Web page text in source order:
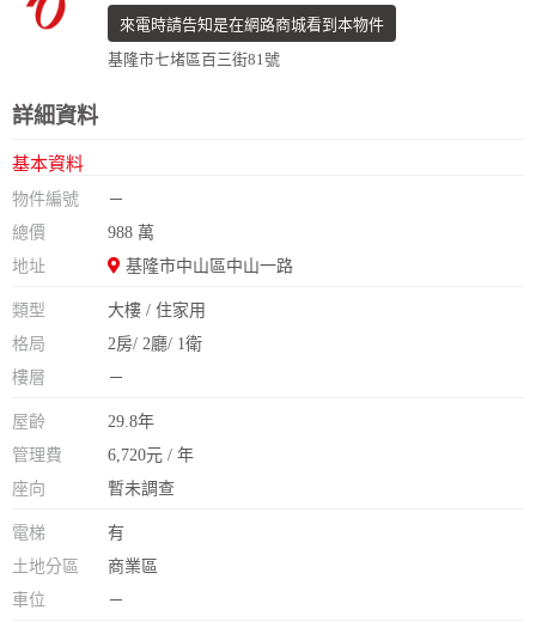
來電時請告知是在網路商城看到本物件
基隆市七堵區百三街81號
詳細資料
基本資料
物件編號
－
總價
988 萬
地址
基隆市中山區中山一路
類型
大樓 / 住家用
格局
2房/ 2廳/ 1衛
樓層
－
屋齡
29.8年
管理費
6,720元 / 年
座向
暫未調查
電梯
有
土地分區
商業區
車位
－